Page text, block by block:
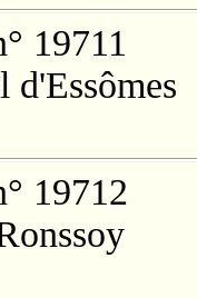
19711
d'Essômes
19712